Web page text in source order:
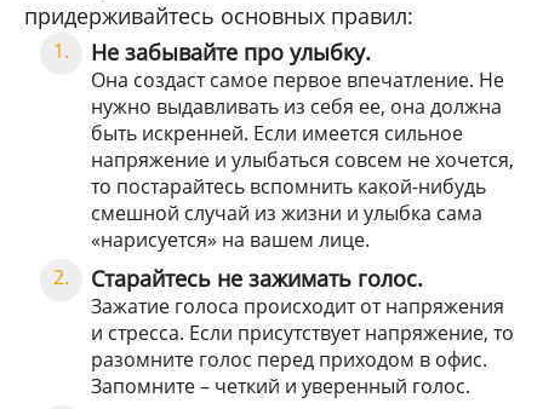
придерживайтесь основных правил:
Не забывайте про улыбку.
Она создаст самое первое впечатление. Не
нужно выдавливать из себя ее, она должна
быть искренней. Если имеется сильное
напряжение и улыбаться совсем не хочется,
то постарайтесь вспомнить какой-нибудь
смешной случай из жизни и улыбка сама
«нарисуется» на вашем лице.
Старайтесь не зажимать голос.
Зажатие голоса происходит от напряжения
и стресса. Если присутствует напряжение, то
разомните голос перед приходом в офис.
Запомните – четкий и уверенный голос.